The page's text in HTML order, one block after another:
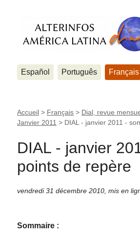
Español Português Français
Accueil > Français > Dial, revue
Janvier 2011 > DIAL - janvier 2011 -
DIAL - janvier
points de repère
vendredi 31 décembre 2010 mis en
Sommaire :